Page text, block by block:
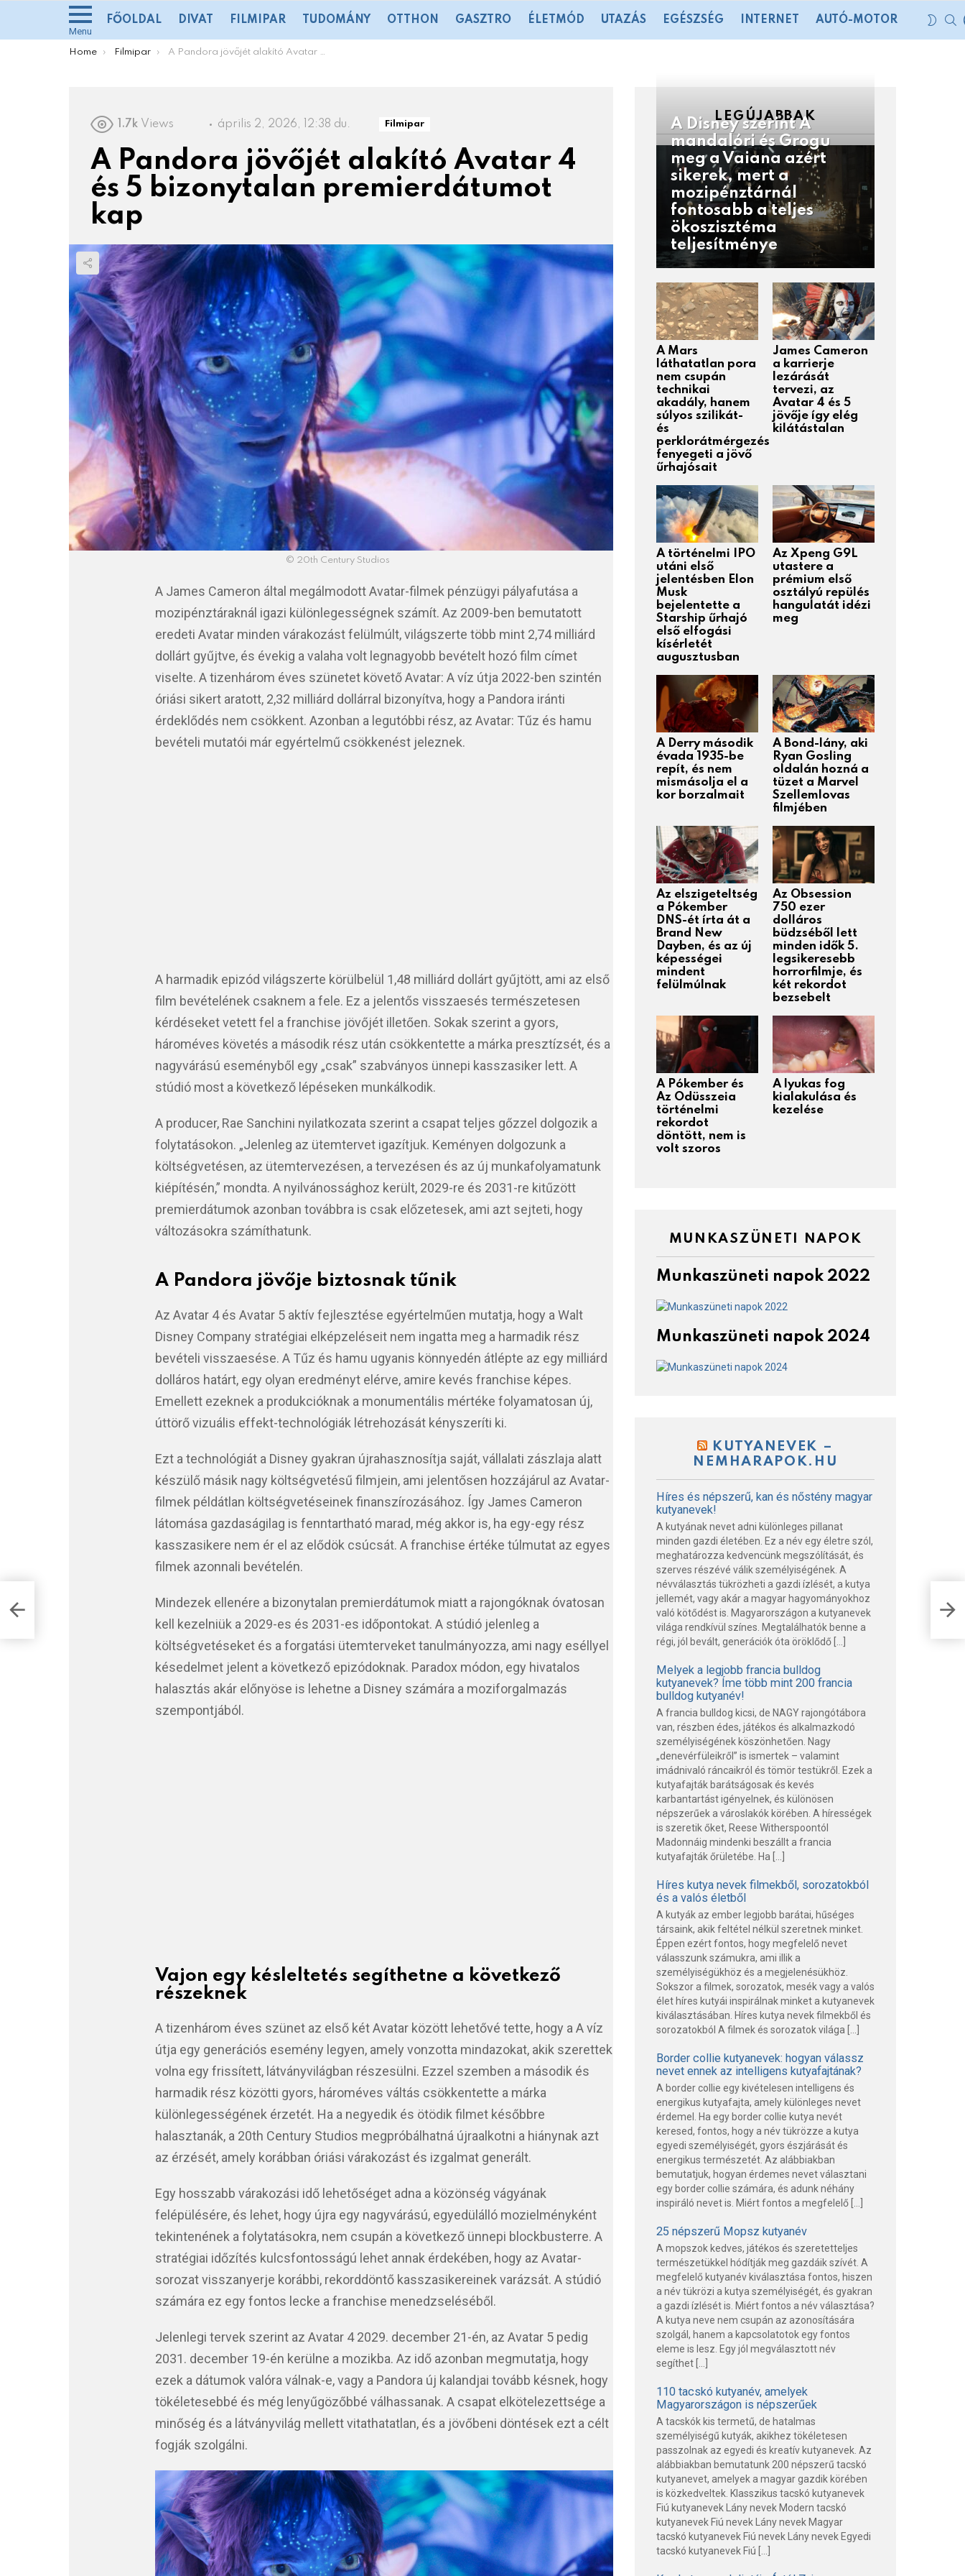
Menu
FŐOLDAL DIVAT FILMIPAR TUDOMÁNY OTTHON GASZTRO ÉLETMÓD UTAZÁS EGÉSZSÉG INTERNET AUTÓ-MOTOR
You are here:
Home Filmipar A Pandora jövőjét alakító Avatar 4 és 5 bizonytalan premierdátumot kap
1.7k Views április 2, 2026, 12:38 du. Filmipar
A Pandora jövőjét alakító Avatar 4
és 5 bizonytalan premierdátumot
kap
© 20th Century Studios
A James Cameron által megálmodott Avatar-filmek pénzügyi pályafutása a
mozipénztáraknál igazi különlegességnek számít. Az 2009-ben bemutatott
eredeti Avatar minden várakozást felülmúlt, világszerte több mint 2,74 milliárd
dollárt gyűjtve, és évekig a valaha volt legnagyobb bevételt hozó film címet
viselte. A tizenhárom éves szünetet követő Avatar: A víz útja 2022-ben szintén
óriási sikert aratott, 2,32 milliárd dollárral bizonyítva, hogy a Pandora iránti
érdeklődés nem csökkent. Azonban a legutóbbi rész, az Avatar: Tűz és hamu
bevételi mutatói már egyértelmű csökkenést jeleznek.
A harmadik epizód világszerte körülbelül 1,48 milliárd dollárt gyűjtött, ami az első
film bevételének csaknem a fele. Ez a jelentős visszaesés természetesen
kérdéseket vetett fel a franchise jövőjét illetően. Sokak szerint a gyors,
hároméves követés a második rész után csökkentette a márka presztízsét, és a
nagyvárású eseményből egy „csak” szabványos ünnepi kasszasiker lett. A
stúdió most a következő lépéseken munkálkodik.
A producer, Rae Sanchini nyilatkozata szerint a csapat teljes gőzzel dolgozik a
folytatásokon. „Jelenleg az ütemtervet igazítjuk. Keményen dolgozunk a
költségvetésen, az ütemtervezésen, a tervezésen és az új munkafolyamatunk
kiépítésén,” mondta. A nyilvánossághoz került, 2029-re és 2031-re kitűzött
premierdátumok azonban továbbra is csak előzetesek, ami azt sejteti, hogy
változásokra számíthatunk.
A Pandora jövője biztosnak tűnik
Az Avatar 4 és Avatar 5 aktív fejlesztése egyértelműen mutatja, hogy a Walt
Disney Company stratégiai elképzeléseit nem ingatta meg a harmadik rész
bevételi visszaesése. A Tűz és hamu ugyanis könnyedén átlépte az egy milliárd
dolláros határt, egy olyan eredményt elérve, amire kevés franchise képes.
Emellett ezeknek a produkcióknak a monumentális mértéke folyamatosan új,
úttörő vizuális effekt-technológiák létrehozását kényszeríti ki.
Ezt a technológiát a Disney gyakran újrahasznosítja saját, vállalati zászlaja alatt
készülő másik nagy költségvetésű filmjein, ami jelentősen hozzájárul az Avatar-
filmek példátlan költségvetéseinek finanszírozásához. Így James Cameron
látomása gazdaságilag is fenntartható marad, még akkor is, ha egy-egy rész
kasszasikere nem ér el az elődök csúcsát. A franchise értéke túlmutat az egyes
filmek azonnali bevételén.
Mindezek ellenére a bizonytalan premierdátumok miatt a rajongóknak óvatosan
kell kezelniük a 2029-es és 2031-es időpontokat. A stúdió jelenleg a
költségvetéseket és a forgatási ütemterveket tanulmányozza, ami nagy eséllyel
késedelmet jelent a következő epizódoknak. Paradox módon, egy hivatalos
halasztás akár előnyöse is lehetne a Disney számára a moziforgalmazás
szempontjából.
Vajon egy késleltetés segíthetne a következő
részeknek
A tizenhárom éves szünet az első két Avatar között lehetővé tette, hogy a A víz
útja egy generációs esemény legyen, amely vonzotta mindazokat, akik szerettek
volna egy frissített, látványvilágban részesülni. Ezzel szemben a második és
harmadik rész közötti gyors, hároméves váltás csökkentette a márka
különlegességének érzetét. Ha a negyedik és ötödik filmet későbbre
halasztanák, a 20th Century Studios megpróbálhatná újraalkotni a hiánynak azt
az érzését, amely korábban óriási várakozást és izgalmat generált.
Egy hosszabb várakozási idő lehetőséget adna a közönség vágyának
felépülésére, és lehet, hogy újra egy nagyvárású, egyedülálló mozielményként
tekintenének a folytatásokra, nem csupán a következő ünnepi blockbusterre. A
stratégiai időzítés kulcsfontosságú lehet annak érdekében, hogy az Avatar-
sorozat visszanyerje korábbi, rekorddöntő kasszasikereinek varázsát. A stúdió
számára ez egy fontos lecke a franchise menedzseléséből.
Jelenlegi tervek szerint az Avatar 4 2029. december 21-én, az Avatar 5 pedig
2031. december 19-én kerülne a mozikba. Az idő azonban megmutatja, hogy
ezek a dátumok valóra válnak-e, vagy a Pandora új kalandjai tovább késnek, hogy
tökéletesebbé és még lenyűgözőbbé válhassanak. A csapat elkötelezettsége a
minőség és a látványvilág mellett vitathatatlan, és a jövőbeni döntések ezt a célt
fogják szolgálni.
a
A
LEGÚJABBAK
A Disney szerint A
mandalóri és Grogu
meg a Vaiana azért
sikerek, mert a
mozipénztárnál
fontosabb a teljes
ökoszisztéma
teljesítménye
A Mars
láthatatlan pora
nem csupán
technikai
akadály, hanem
súlyos szilikát-
és
perklorátmérgezés
fenyegeti a jövő
űrhajósait
James Cameron
a karrierje
lezárását
tervezi, az
Avatar 4 és 5
jövője így elég
kilátástalan
A történelmi IPO
utáni első
jelentésben Elon
Musk
bejelentette a
Starship űrhajó
első elfogási
kísérletét
augusztusban
Az Xpeng G9L
utastere a
prémium első
osztályú repülés
hangulatát idézi
meg
A Derry második
évada 1935-be
repít, és nem
mismásolja el a
kor borzalmait
A Bond-lány, aki
Ryan Gosling
oldalán hozná a
tüzet a Marvel
Szellemlovas
filmjében
Az elszigeteltség
a Pókember
DNS-ét írta át a
Brand New
Dayben, és az új
képességei
mindent
felülmúlnak
Az Obsession
750 ezer
dolláros
büdzséből lett
minden idők 5.
legsikeresebb
horrorfilmje, és
két rekordot
bezsebelt
A Pókember és
Az Odüsszeia
történelmi
rekordot
döntött, nem is
volt szoros
A lyukas fog
kialakulása és
kezelése
MUNKASZÜNETI NAPOK
Munkaszüneti napok 2022
Munkaszüneti napok 2024
KUTYANEVEK –
NEMHARAPOK.HU
Híres és népszerű, kan és nőstény magyar
kutyanevek!
A kutyának nevet adni különleges pillanat
minden gazdi életében. Ez a név egy életre szól,
meghatározza kedvencünk megszólítását, és
szerves részévé válik személyiségének. A
névválasztás tükrözheti a gazdi ízlését, a kutya
jellemét, vagy akár a magyar hagyományokhoz
való kötődést is. Magyarországon a kutyanevek
világa rendkívül színes. Megtalálhatók benne a
régi, jól bevált, generációk óta öröklődő […]
Melyek a legjobb francia bulldog
kutyanevek? Íme több mint 200 francia
bulldog kutyanév!
A francia bulldog kicsi, de NAGY rajongótábora
van, részben édes, játékos és alkalmazkodó
személyiségének köszönhetően. Nagy
„denevérfüleikről” is ismertek – valamint
imádnivaló ráncaikról és tömör testükről. Ezek a
kutyafajták barátságosak és kevés
karbantartást igényelnek, és különösen
népszerűek a városlakók körében. A hírességek
is szeretik őket, Reese Witherspoontól
Madonnáig mindenki beszállt a francia
kutyafajták őrületébe. Ha […]
Híres kutya nevek filmekből, sorozatokból
és a valós életből
A kutyák az ember legjobb barátai, hűséges
társaink, akik feltétel nélkül szeretnek minket.
Éppen ezért fontos, hogy megfelelő nevet
válasszunk számukra, ami illik a
személyiségükhöz és a megjelenésükhöz.
Sokszor a filmek, sorozatok, mesék vagy a valós
élet híres kutyái inspirálnak minket a kutyanevek
kiválasztásában. Híres kutya nevek filmekből és
sorozatokból A filmek és sorozatok világa […]
Border collie kutyanevek: hogyan válassz
nevet ennek az intelligens kutyafajtának?
A border collie egy kivételesen intelligens és
energikus kutyafajta, amely különleges nevet
érdemel. Ha egy border collie kutya nevét
keresed, fontos, hogy a név tükrözze a kutya
egyedi személyiségét, gyors észjárását és
energikus természetét. Az alábbiakban
bemutatjuk, hogyan érdemes nevet választani
egy border collie számára, és adunk néhány
inspiráló nevet is. Miért fontos a megfelelő […]
25 népszerű Mopsz kutyanév
A mopszok kedves, játékos és szeretetteljes
természetükkel hódítják meg gazdáik szívét. A
megfelelő kutyanév kiválasztása fontos, hiszen
a név tükrözi a kutya személyiségét, és gyakran
a gazdi ízlését is. Miért fontos a név választása?
A kutya neve nem csupán az azonosítására
szolgál, hanem a kapcsolatotok egy fontos
eleme is lesz. Egy jól megválasztott név
segíthet […]
110 tacskó kutyanév, amelyek
Magyarországon is népszerűek
A tacskók kis termetű, de hatalmas
személyiségű kutyák, akikhez tökéletesen
passzolnak az egyedi és kreatív kutyanevek. Az
alábbiakban bemutatunk 200 népszerű tacskó
kutyanevet, amelyek a magyar gazdik körében
is közkedveltek. Klasszikus tacskó kutyanevek
Fiú kutyanevek Lány nevek Modern tacskó
kutyanevek Fiú nevek Lány nevek Magyar
tacskó kutyanevek Fiú nevek Lány nevek Egyedi
tacskó kutyanevek Fiú […]